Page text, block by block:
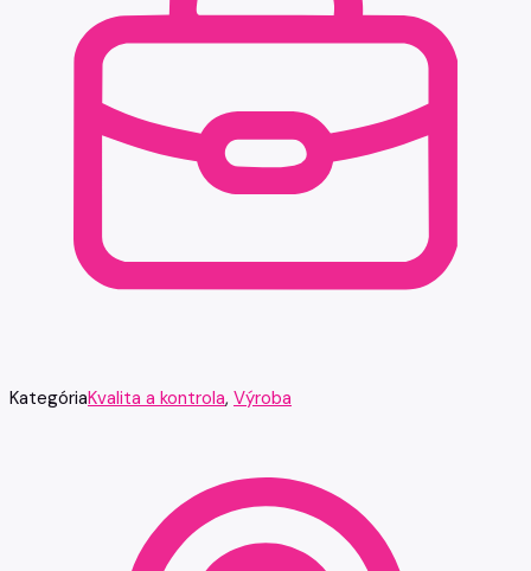
KategóriaKvalita a kontrola, Výroba